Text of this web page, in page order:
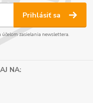
Prihlásiť sa
účelom zasielania newslettera.
NA: